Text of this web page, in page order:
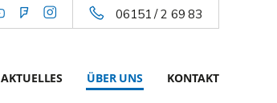
06151 / 2 69 83
AKTUELLES ÜBER UNS KONTAKT